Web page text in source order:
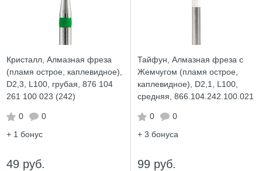
Кристалл, Алмазная фреза
(пламя острое, каплевидное),
D2,3, L100, грубая, 876 104
261 100 023 (242)
0
0
+ 1 бонус
49 руб.
Тайфун, Алмазная фреза с
Жемчугом (пламя острое,
каплевидное), D2,1, L100,
средняя, 866.104.242.100.021
0
0
+ 3 бонуса
99 руб.